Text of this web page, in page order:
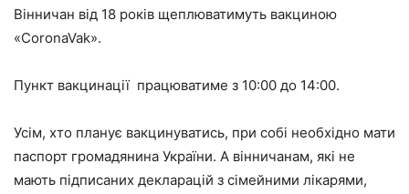
Вінничан від 18 років щеплюватимуть вакциною
«CoronaVak».
Пункт вакцинації працюватиме з 10:00 до 14:00.
Усім, хто планує вакцинуватись, при собі необхідно мати
паспорт громадянина України. А вінничанам, які не
мають підписаних декларацій з сімейними лікарями,